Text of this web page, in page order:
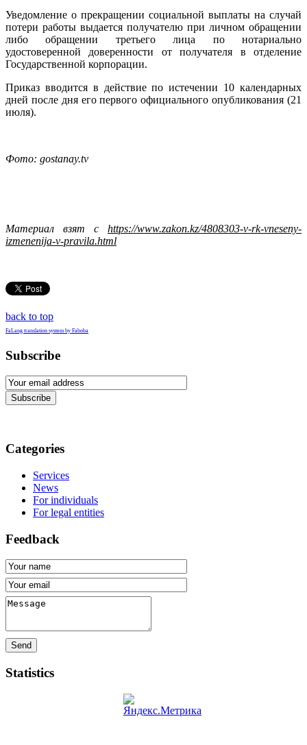
Уведомление о прекращении социальной выплаты на случай
потери работы выдается получателю при личном обращении
либо обращении третьего лица по нотариально
удостоверенной доверенности от получателя в отделение
Государственной корпорации.
Приказ вводится в действие по истечении 10 календарных
дней после дня его первого официального опубликования (21
июля).
Фото: gostanay.tv
Материал взят с https://www.zakon.kz/4808303-v-rk-vneseny-
izmenenija-v-pravila.html
back to top
FaLang translation system by Faboba
Subscribe
Subscribe
Categories
Services
News
For individuals
For legal entities
Feedback
Send
Statistics